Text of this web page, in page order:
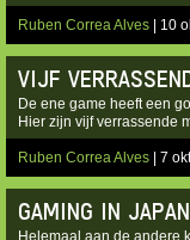
Ruben Correa Alves | 10
VIJF
De ene game heeft een
Hier zijn vijf verrassende
Ruben Correa Alves | 7
GAMING IN JAPAN
Helemaal aan de andere